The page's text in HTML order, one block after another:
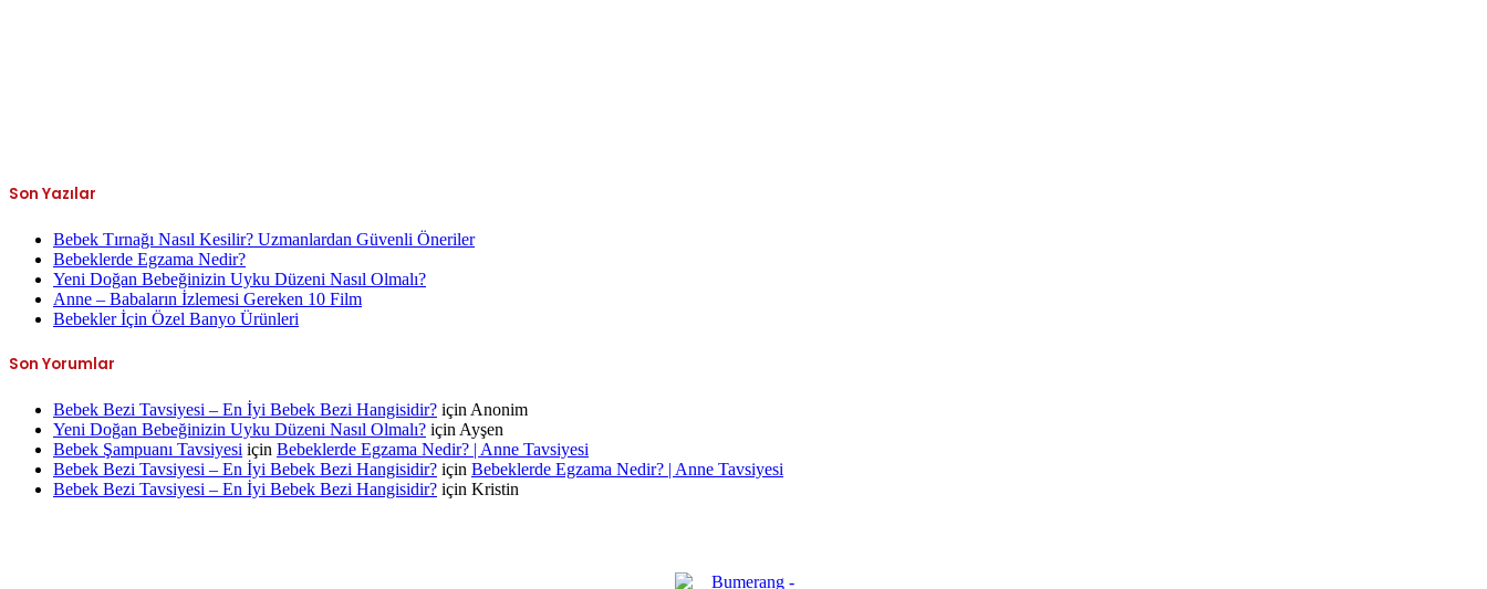
Son Yazılar
Bebek Tırnağı Nasıl Kesilir? Uzmanlardan Güvenli Öneriler
Bebeklerde Egzama Nedir?
Yeni Doğan Bebeğinizin Uyku Düzeni Nasıl Olmalı?
Anne – Babaların İzlemesi Gereken 10 Film
Bebekler İçin Özel Banyo Ürünleri
Son Yorumlar
Bebek Bezi Tavsiyesi – En İyi Bebek Bezi Hangisidir? için Anonim
Yeni Doğan Bebeğinizin Uyku Düzeni Nasıl Olmalı? için Ayşen
Bebek Şampuanı Tavsiyesi için Bebeklerde Egzama Nedir? | Anne Tavsiyesi
Bebek Bezi Tavsiyesi – En İyi Bebek Bezi Hangisidir? için Bebeklerde Egzama Nedir? | Anne Tavsiyesi
Bebek Bezi Tavsiyesi – En İyi Bebek Bezi Hangisidir? için Kristin